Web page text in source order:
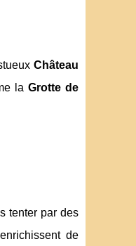
Château
laGrotte de
tenter par des
de